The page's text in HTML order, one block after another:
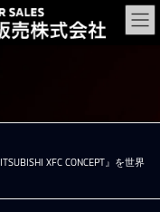
XFC CONCEPT』を世界